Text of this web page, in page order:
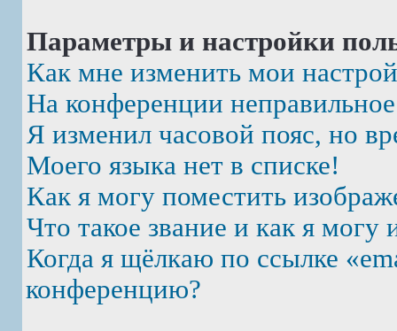
Параметры и настройки
Как мне изменить мои
На конференции
Я изменил часовой пояс, но
Моего языка нет в списке!
Как я могу поместить
Что такое звание и как я могу
Когда я щёлкаю по ссылке
конференцию?